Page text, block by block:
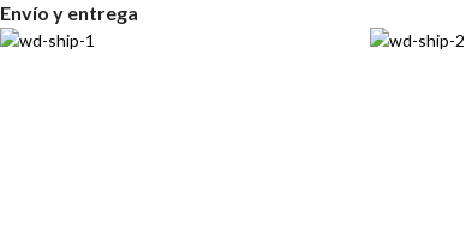
Envío y entrega